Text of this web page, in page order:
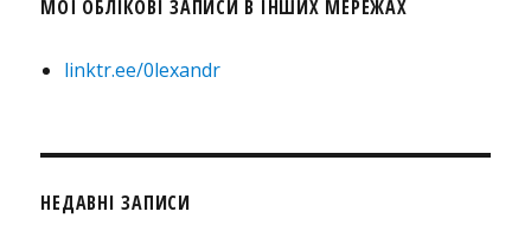
МОЇ ОБЛІКОВІ ЗАПИСИ В ІНШИХ МЕРЕЖАХ
linktr.ee/0lexandr
НЕДАВНІ ЗАПИСИ